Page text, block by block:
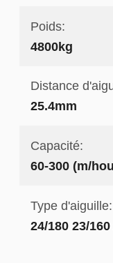
Poids:
4800kg
Distance
25.4mm
Capacité:
60-300 (m/
Type d'aiguille:
24/180 23/